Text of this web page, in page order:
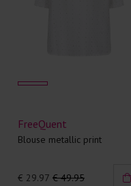
FreeQuent
Blouse metallic print
€ 29.97 € 49.95